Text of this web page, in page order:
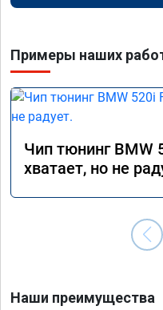
Примеры наших
Чип тюнинг BMW
хватает, но не
Наши преимущества